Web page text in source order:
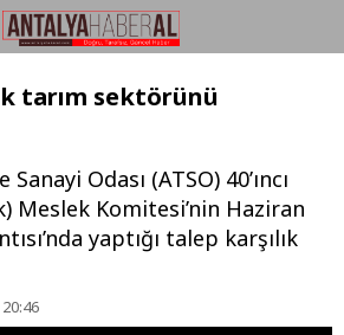
tarım sektörünü
Odası (ATSO) 40’ıncı
Meslek Komitesi’nin Haziran
yaptığı talep karşılık